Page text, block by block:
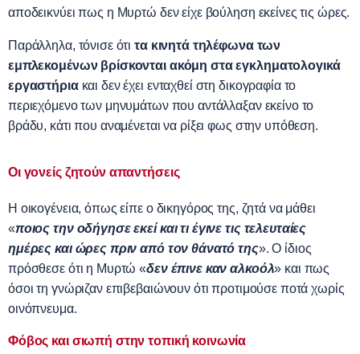
αποδεικνύει πως η Μυρτώ δεν είχε βούληση εκείνες τις ώρες.
Παράλληλα, τόνισε ότι τα κινητά τηλέφωνα των
εμπλεκομένων βρίσκονται ακόμη στα εγκληματολογικά
εργαστήρια και δεν έχει ενταχθεί στη δικογραφία το
περιεχόμενο των μηνυμάτων που αντάλλαξαν εκείνο το
βράδυ, κάτι που αναμένεται να ρίξει φως στην υπόθεση.
Οι γονείς ζητούν απαντήσεις
Η οικογένεια, όπως είπε ο δικηγόρος της, ζητά να μάθει
«ποιος την οδήγησε εκεί και τι έγινε τις τελευταίες
ημέρες και ώρες πριν από τον θάνατό της». Ο ίδιος
πρόσθεσε ότι η Μυρτώ «δεν έπινε καν αλκοόλ» και πως
όσοι τη γνώριζαν επιβεβαιώνουν ότι προτιμούσε ποτά χωρίς
οινόπνευμα.
Φόβος και σιωπή στην τοπική κοινωνία